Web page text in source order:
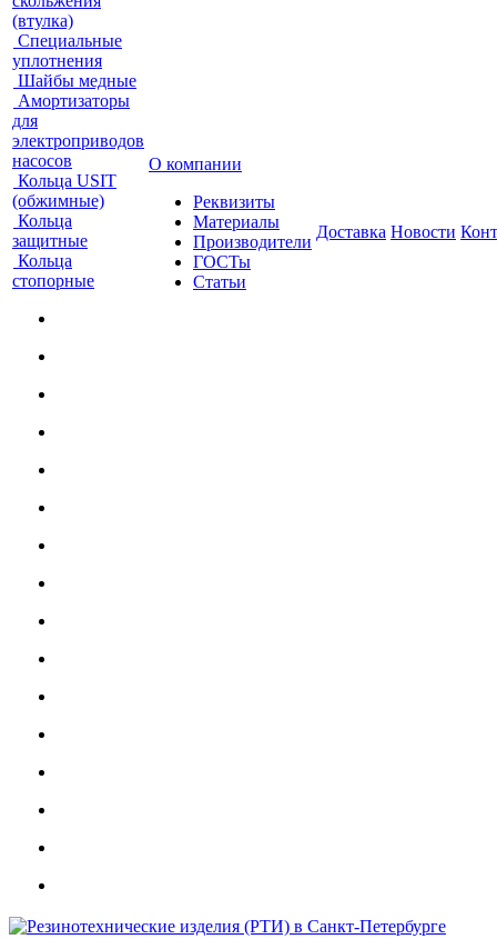
(втулка)
Специальные
уплотнения
Шайбы медные
Амортизаторы
для
электроприводов
насосов
Кольца USIT
(обжимные)
Кольца
защитные
Кольца
стопорные
О компании
Реквизиты
Материалы
Производители
ГОСТы
Статьи
Доставка Новости